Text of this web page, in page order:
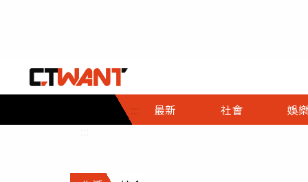
::: 最新 社會
社會首頁
時事
調查
娛樂
娛樂首頁
即時
財經首頁
熱線
政